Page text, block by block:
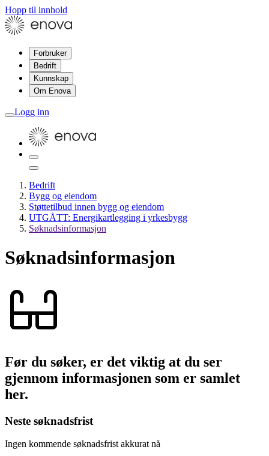
Hopp til innhold
Forbruker
Bedrift
Kunnskap
Om Enova
Logg inn
Bedrift
Bygg og eiendom
Støttetilbud innen bygg og eiendom
UTGÅTT: Energikartlegging i yrkesbygg
Søknadsinformasjon
Søknadsinformasjon
Før du søker, er det viktig at du ser
gjennom informasjonen som er samlet
her.
Neste søknadsfrist
Ingen kommende søknadsfrist akkurat nå